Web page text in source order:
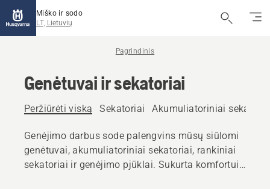
Miško ir sodo
LT, Lietuvių
Pagrindinis
Genėtuvai ir sekatoriai
Peržiūrėti viską Sekatoriai Akumuliatoriniai
Genėjimo darbus sode palengvins mūsų siūlomi
genėtuvai, akumuliatoriniai sekatoriai, rankiniai
sekatoriai ir genėjimo pjūklai. Sukurta komfortui,